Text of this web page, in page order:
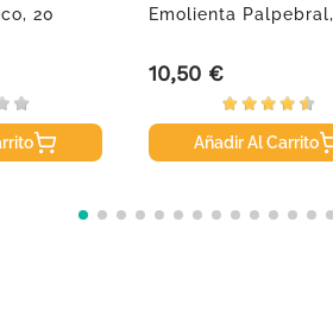
20
Emolienta
Precio
10,50 €
Añadir Al Carrito